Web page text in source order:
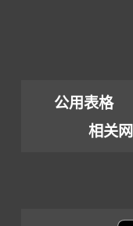
公用表格
相关